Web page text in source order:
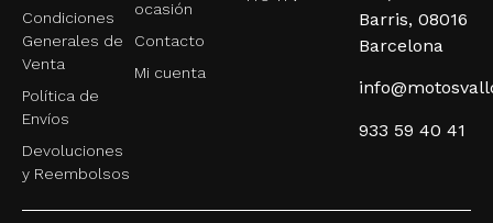
Barris, 08016
Barcelona
933 59 40 41
ocasión
Contacto
Mi cuenta
Condiciones
Generales de
Venta
Política de
Envíos
Devoluciones
y Reembolsos